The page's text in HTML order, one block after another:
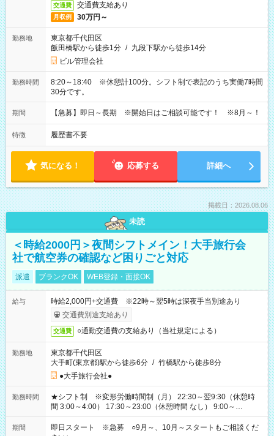
交通費 交通費支給あり
月収例 30万円～
勤務地
東京都千代田区
飯田橋駅から徒歩1分 / 九段下駅から徒歩14分
ビル管理会社
勤務時間
8:20～18:40 ※休憩計100分。シフト制で表記のうち実働7時間
30分です。
期間 【急募】即日～長期 ※開始日はご相談可能です！ ※8月～！
特徴 履歴書不要
気になる！ 応募する 詳細へ
掲載日：2026.08.06
未読
＜時給2000円＞夜間シフトメイン！大手旅行会
社で航空券の確認など困りごと対応
派遣 ブランクOK WEB登録・面接OK
給与
時給2,000円+交通費 ※22時～翌5時は深夜手当別途あり
交通費別途支給あり
交通費 ○通勤交通費の支給あり（当社規定による）
勤務地
東京都千代田区
大手町(東京都)駅から徒歩6分 / 竹橋駅から徒歩8分
●大手旅行会社●
勤務時間
★シフト制 ※変形労働時間制（月） 22:30～翌9:30（休憩時
間 3:00～4:00） 17:30～23:00（休憩時間 なし） 9:00～
17:30（休憩時間 12:00～13:00）⇒基本は研修時のみ（例外あ
り） 他、派遣先の規定による
期間
即日スタート ※急募 ○9月～、10月～スタートもご相談くだ